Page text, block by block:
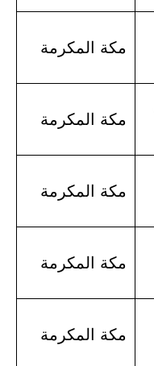
مكة المكرمة
مكة المكرمة
مكة المكرمة
مكة المكرمة
مكة المكرمة